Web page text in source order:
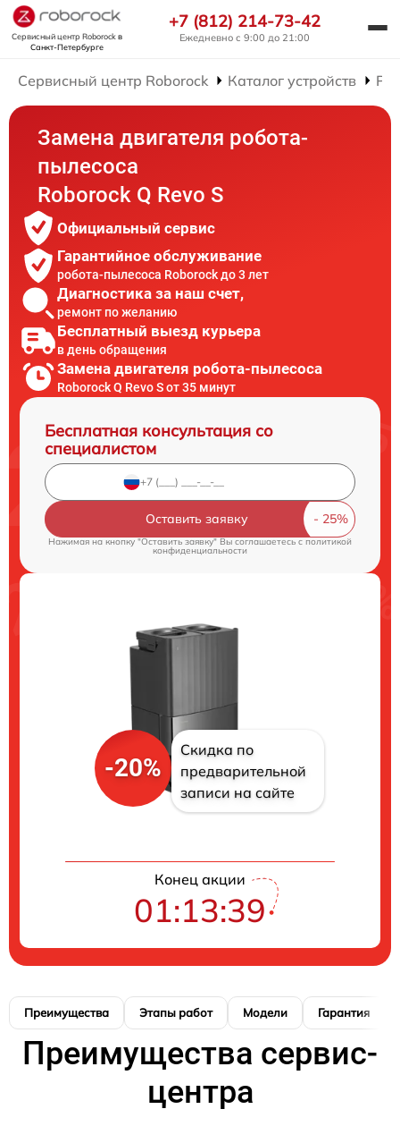
Сервисный центр Roborockв
Санкт-Петербурге
+7 (812) 214-73-42
Ежедневно с 9:00 до 21:00
Сервисный центр Roborock Каталог устройств
Замена двигателя робота-
пылесоса
Roborock Q Revo S
Официальный сервис
Гарантийное обслуживание
робота-пылесоса Roborock до 3 лет
Диагностика за наш счет,
ремонт по желанию
Бесплатный выезд курьера
в день обращения
Замена двигателя робота-пылесоса
Roborock Q Revo S от 35 минут
Бесплатная консультация со
специалистом
Оставить заявку
Нажимая на кнопку "Оставить заявку" Вы соглашаетесь cполитикой
конфиденциальности
-20%
Скидка по
предварительной
записи на сайте
Конец акции
01:13:38
Преимущества Этапы работ Модели Гарантия
Преимущества сервис-
центра